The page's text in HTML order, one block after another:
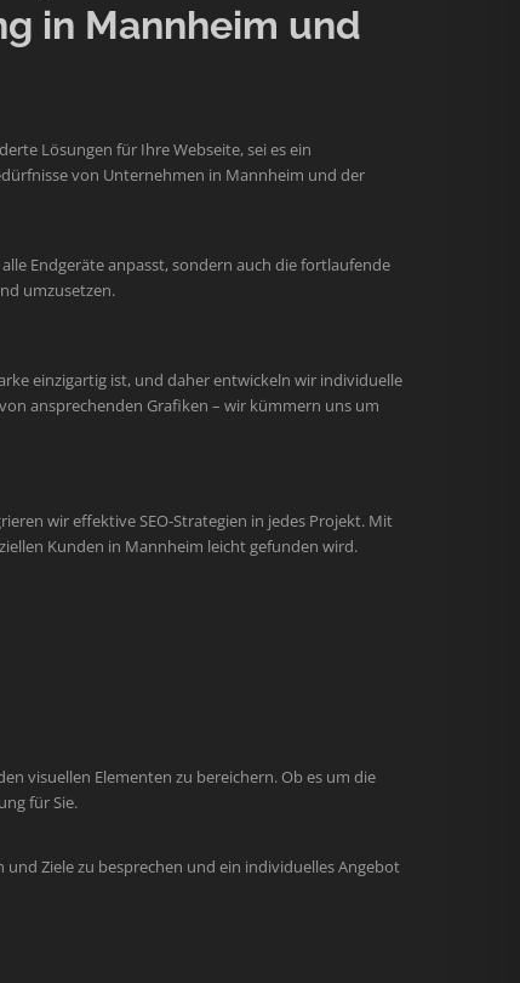
in Mannheim und
Lösungen für Ihre Webseite, sei es ein
von Unternehmen in Mannheim und der
Endgeräte anpasst, sondern auch die fortlaufende
umzusetzen.
einzigartig ist, und daher entwickeln wir individuelle
ansprechenden Grafiken – wir kümmern uns um
wir effektive SEO-Strategien in jedes Projekt. Mit
Kunden in Mannheim leicht gefunden wird.
visuellen Elementen zu bereichern. Ob es um die
für Sie.
Ziele zu besprechen und ein individuelles Angebot